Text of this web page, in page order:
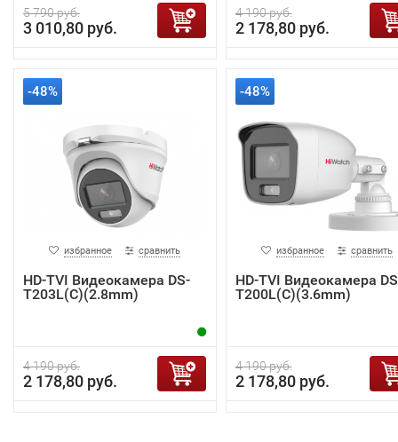
5 790 руб.
3 010,80 руб.
4 190 руб.
2 178,80 руб.
-48%
избранное сравнить
HD-TVI Видеокамера DS-
T203L(C)(2.8mm)
4 190 руб.
2 178,80 руб.
-48%
избранное сравнить
HD-TVI Видеокамера
T200L(C)(3.6mm)
4 190 руб.
2 178,80 руб.